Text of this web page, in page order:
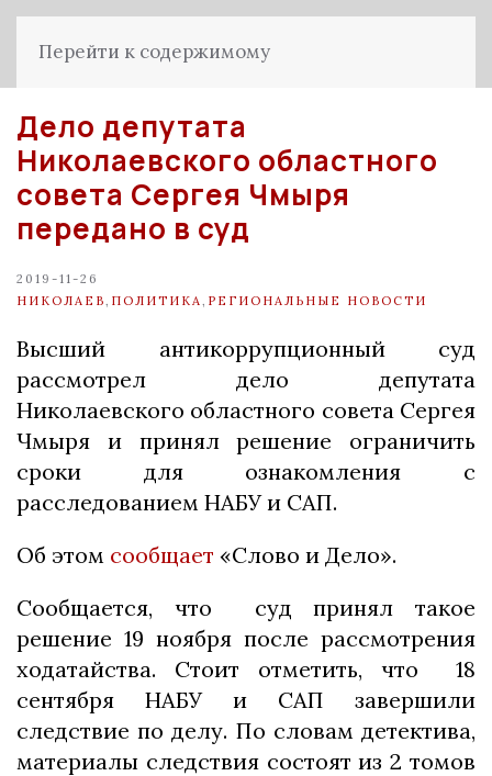
Перейти к содержимому
Дело депутата
Николаевского областного
совета Сергея Чмыря
передано в суд
2019-11-26
НИКОЛАЕВ ПОЛИТИКА РЕГИОНАЛЬНЫЕ НОВОСТИ
Высший антикоррупционный суд
рассмотрел дело депутата
Николаевского областного совета Сергея
Чмыря и принял решение ограничить
сроки для ознакомления с
расследованием НАБУ и САП.
Об этом сообщает «Слово и Дело».
Cообщается, что суд принял такое
решение 19 ноября после рассмотрения
ходатайства. Стоит отметить, что 18
сентября НАБУ и САП завершили
следствие по делу. По словам детектива,
материалы следствия состоят из 2 томов